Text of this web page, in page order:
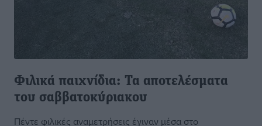
Φιλικά παιχνίδια: Τα αποτελέσματα
του σαββατοκύριακου
Πέντε φιλικές αναμετρήσεις έγιναν μέσα στο